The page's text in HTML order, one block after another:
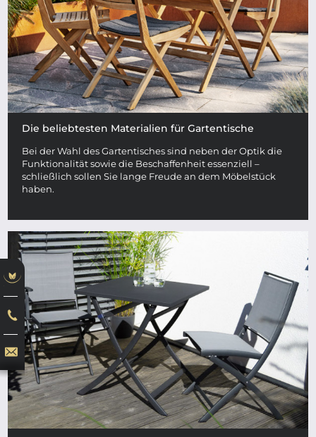
Die beliebtesten Materialien für Gartentische
Bei der Wahl des Gartentisches sind neben der Optik die
Funktionalität sowie die Beschaffenheit essenziell –
schließlich sollen Sie lange Freude an dem Möbelstück
haben.